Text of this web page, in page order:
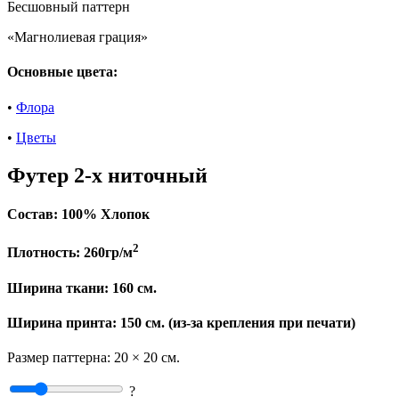
Бесшовный паттерн
«Магнолиевая грация»
Основные цвета:
• Флора
• Цветы
Футер 2-х ниточный
Состав: 100% Хлопок
Плотность: 260гр/м2
Ширина ткани: 160 см.
Ширина принта: 150 см. (из-за крепления при печати)
Размер паттерна: 20 × 20 см.
?